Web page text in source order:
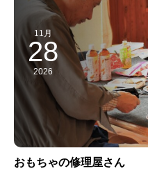
11月
28
2026
おもちゃの修理屋さん